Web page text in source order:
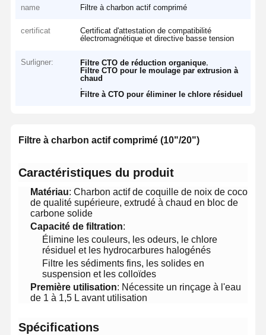
name Filtre à charbon actif comprimé
certificat
Certificat d'attestation de compatibilité
électromagnétique et directive basse tension
Surligner: Filtre CTO de réduction organique
Filtre CTO pour le moulage par extrusion à
chaud
Filtre à CTO pour éliminer le chlore résiduel
​Filtre à charbon actif comprimé (10"/20")​
​Caractéristiques du produit​
​Matériau​​: Charbon actif de coquille de noix de coco
de qualité supérieure, extrudé à chaud en bloc de
carbone solide
​Capacité de filtration​​:
Élimine les couleurs, les odeurs, le chlore
résiduel et les hydrocarbures halogénés
Filtre les sédiments fins, les solides en
suspension et les colloïdes
​Première utilisation​​: Nécessite un rinçage à l'eau
de 1 à 1,5 L avant utilisation
​Spécifications​